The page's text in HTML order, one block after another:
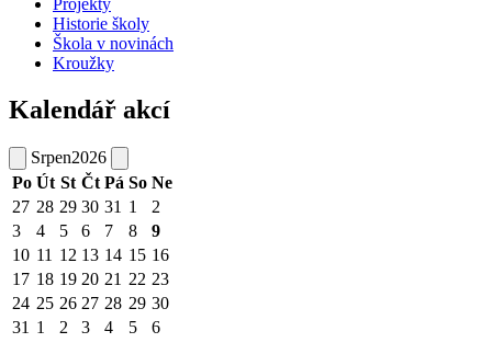
Projekty
Historie školy
Škola v novinách
Kroužky
Kalendář akcí
Srpen2026
Po Út St Čt Pá So Ne
27 28 29 30 31 1
2
3
4 5 6 7 8
9
10 11 12 13 14 15 16
17 18 19 20 21 22 23
24 25 26 27 28 29 30
31 1 2 3 4 5 6